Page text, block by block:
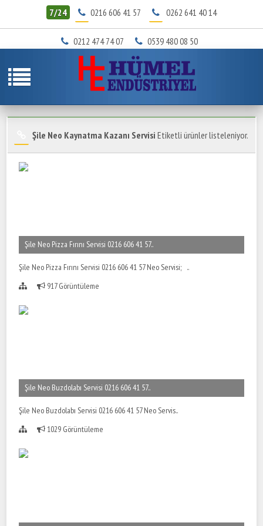
7/24 0216 606 41 57 0262 641 40 14
0212 474 74 07 0539 480 08 50
Şile Neo Kaynatma Kazanı Servisi Etiketli ürünler listeleniyor.
Şile Neo Pizza Fırını Servisi 0216 606 41 57..
Şile Neo Pizza Fırını Servisi 0216 606 41 57 Neo Servisi; ..
917 Görüntüleme
Şile Neo Buzdolabı Servisi 0216 606 41 57..
Şile Neo Buzdolabı Servisi 0216 606 41 57 Neo Servis..
1029 Görüntüleme